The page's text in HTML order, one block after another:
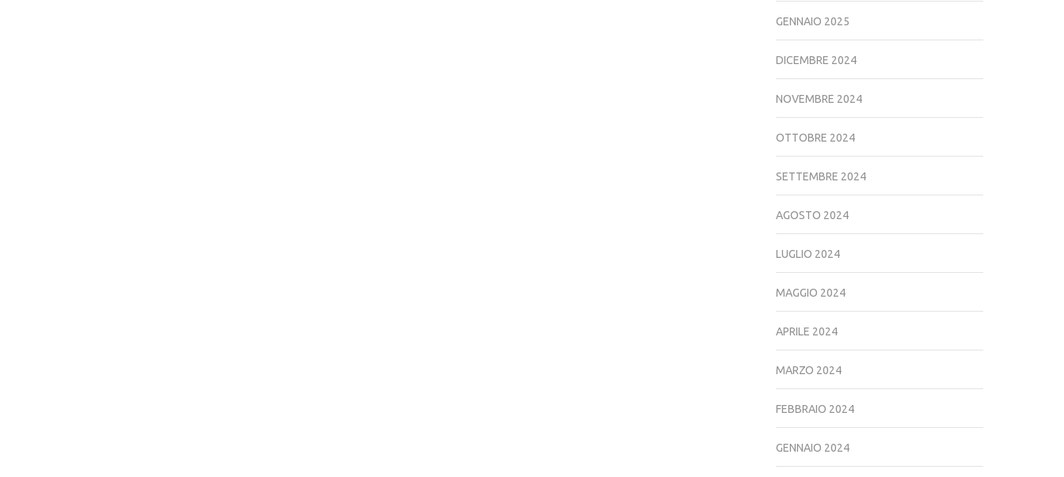
GENNAIO 2025
DICEMBRE 2024
NOVEMBRE 2024
OTTOBRE 2024
SETTEMBRE 2024
AGOSTO 2024
LUGLIO 2024
MAGGIO 2024
APRILE 2024
MARZO 2024
FEBBRAIO 2024
GENNAIO 2024